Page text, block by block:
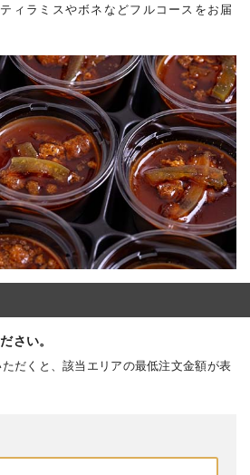
ィラミスやボネなどフルコースをお届
さい。
だくと、該当エリアの最低注文金額が表